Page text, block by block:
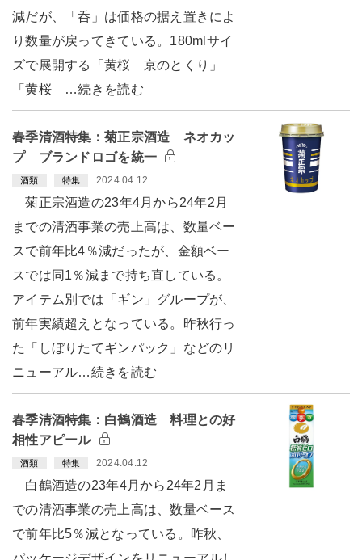
減だが、「呑」は価格の据え置きによ
り数量が戻ってきている。180mlサイ
ズで展開する「黄桜 京のとくり」
「黄桜 …続きを読む
春季清酒特集：菊正宗酒造 ネオカッ
プ ブランドロゴを統一
酒類 特集 2024.04.12
菊正宗酒造の23年4月から24年2月
までの清酒事業の売上高は、数量ベー
スで前年比4％減だったが、金額ベー
スでは同1％減まで持ち直している。
アイテム別では「ギン」グループが、
前年実績超えとなっている。昨秋行っ
た「しぼりたてギンパック」などのリ
ニューアル…続きを読む
春季清酒特集：白鶴酒造 料理との好
相性アピール
酒類 特集 2024.04.12
白鶴酒造の23年4月から24年2月ま
での清酒事業の売上高は、数量ベース
で前年比5％減となっている。昨秋、